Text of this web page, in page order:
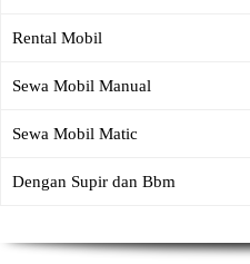
Rental Mobil
Sewa Mobil Manual
Sewa Mobil Matic
Dengan Supir dan Bbm